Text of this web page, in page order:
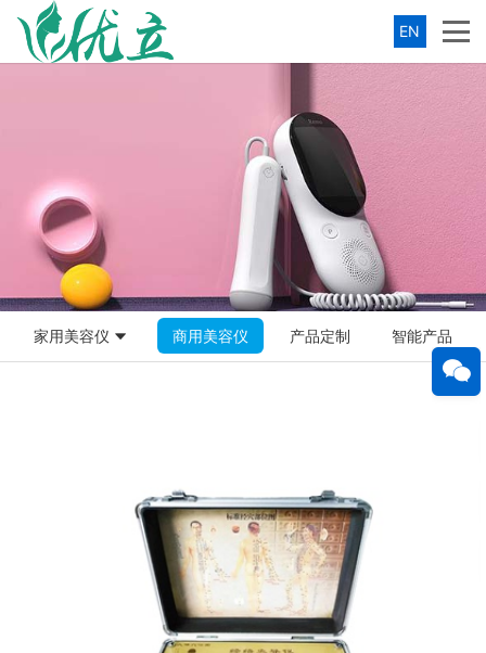
EN
家用美容仪 商用美容仪 产品定制 智能产品